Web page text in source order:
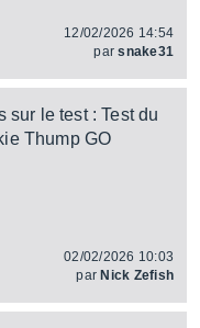
12/02/2026 14:54
parsnake31
sur le test : Test du
Thump GO
02/02/2026 10:03
par Nick Zefish